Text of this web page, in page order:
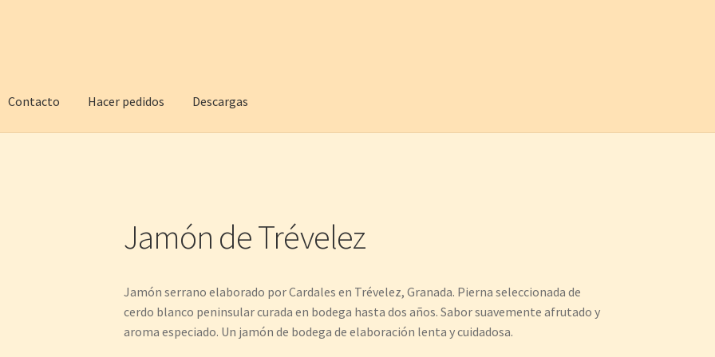
Contacto Hacer pedidos Descargas
Jamón de Trévelez
Jamón serrano elaborado por Cardales en Trévelez, Granada. Pierna seleccionada de
cerdo blanco peninsular curada en bodega hasta dos años. Sabor suavemente afrutado y
aroma especiado. Un jamón de bodega de elaboración lenta y cuidadosa.